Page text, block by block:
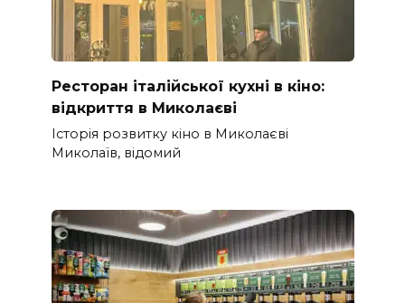
Ресторан італійської кухні в кіно:
відкриття в Миколаєві
Історія розвитку кіно в Миколаєві
Миколаїв, відомий